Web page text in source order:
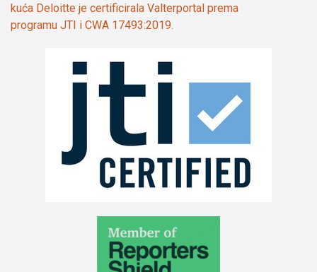
kuća Deloitte je certificirala Valterportal prema
programu JTI i CWA 17493:2019.